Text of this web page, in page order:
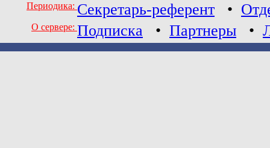
Периодика: Секретарь-референт •
О сервере: Подписка • Партнеры •